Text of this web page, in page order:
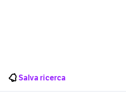
Salva ricerca